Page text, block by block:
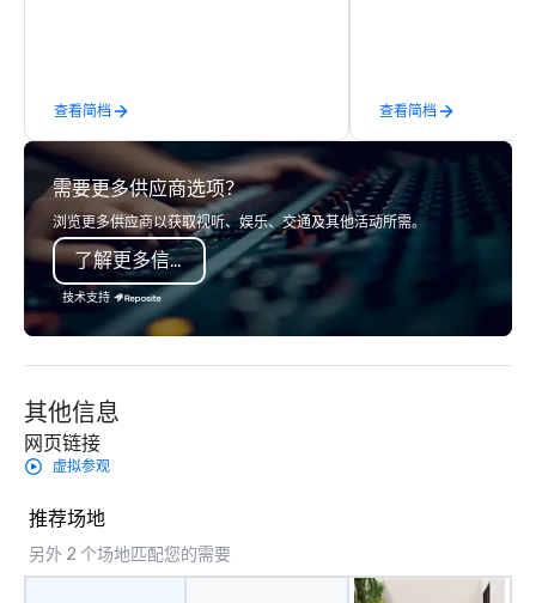
late model luxury vehicles to the
highly experienced and professional
team of chauffeurs and support staff;
you will know quality when you travel
with La Costa Limousine.
查看简档 查看简档
需要更多供应商选项？
浏览更多供应商以获取视听、娱乐、交通及其他活动所需。
了解更多信息
技术支持
其他信息
网页链接
虚拟参观
推荐场地
另外 2 个场地匹配您的需要